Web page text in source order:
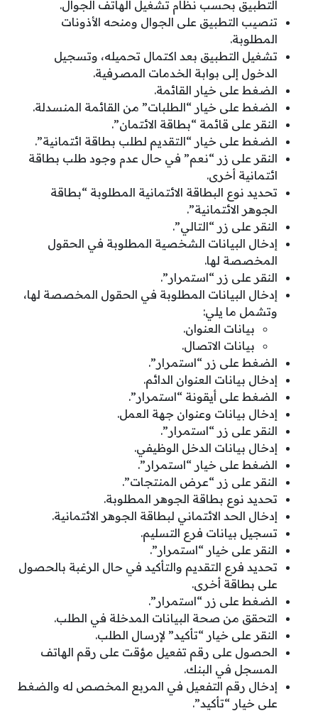
التطبيق بحسب نظام تشغيل الهاتف الجوال.
تنصيب التطبيق على الجوال ومنحه الأذونات
المطلوبة.
تشغيل التطبيق بعد اكتمال تحميله، وتسجيل
الدخول إلى بوابة الخدمات المصرفية.
الضغط على خيار القائمة.
الضغط على خيار “الطلبات” من القائمة المنسدلة.
النقر على قائمة “بطاقة الائتمان”.
الضغط على خيار “التقديم لطلب بطاقة ائتمانية”.
النقر على زر “نعم” في حال عدم وجود طلب بطاقة
ائتمانية أخرى.
تحديد نوع البطاقة الائتمانية المطلوبة “بطاقة
الجوهر الائتمانية”.
النقر على زر “التالي”.
إدخال البيانات الشخصية المطلوبة في الحقول
المخصصة لها.
النقر على زر “استمرار”.
إدخال البيانات المطلوبة في الحقول المخصصة لها،
وتشمل ما يلي:
بيانات العنوان.
بيانات الاتصال.
الضغط على زر “استمرار”.
إدخال بيانات العنوان الدائم.
الضغط على أيقونة “استمرار”.
إدخال بيانات وعنوان جهة العمل.
النقر على زر “استمرار”.
إدخال بيانات الدخل الوظيفي.
الضغط على خيار “استمرار”.
النقر على زر “عرض المنتجات”.
تحديد نوع بطاقة الجوهر المطلوبة.
إدخال الحد الائتماني لبطاقة الجوهر الائتمانية.
تسجيل بيانات فرع التسليم.
النقر على خيار “استمرار”.
تحديد فرع التقديم والتأكيد في حال الرغبة بالحصول
على بطاقة أخرى.
الضغط على زر “استمرار”.
التحقق من صحة البيانات المدخلة في الطلب.
النقر على خيار “تأكيد” لإرسال الطلب.
الحصول على رقم تفعيل مؤقت على رقم الهاتف
المسجل في البنك.
إدخال رقم التفعيل في المربع المخصص له والضغط
على خيار “تأكيد”.